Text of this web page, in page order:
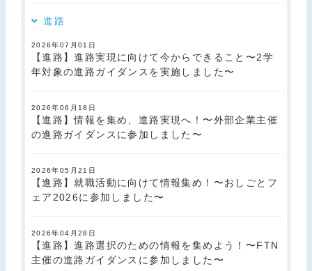
進路
2026年07月01日
【進路】進路実現に向けて今からできること〜2学
年対象の進路ガイダンスを実施しました〜
2026年06月18日
【進路】情報を集め、進路実現へ！〜外部企業主催
の進路ガイダンスに参加しました〜
2026年05月21日
【進路】就職活動に向けて情報集め！〜おしごとフ
ェア2026に参加しました〜
2026年04月28日
【進路】進路選択のための情報を集めよう！〜FTN
主催の進路ガイダンスに参加しました〜